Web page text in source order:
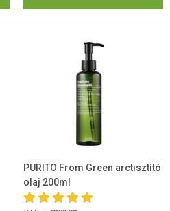
PURITO From Green arctisztító
olaj 200ml